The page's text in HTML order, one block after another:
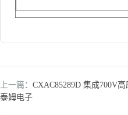
上一篇： CXAC85289D 集成700V
泰姆电子